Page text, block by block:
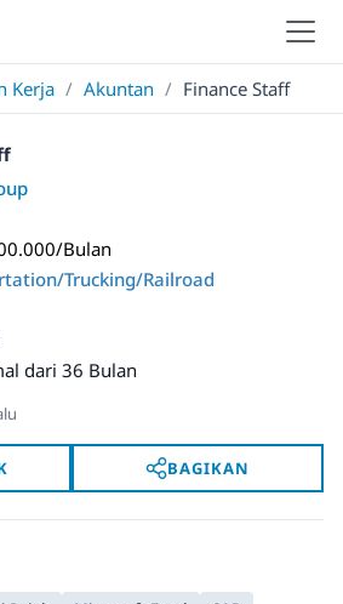
Kerja / Akuntan / Finance Staff
Bulan
Trucking/Railroad
dari 36 Bulan
BAGIKAN